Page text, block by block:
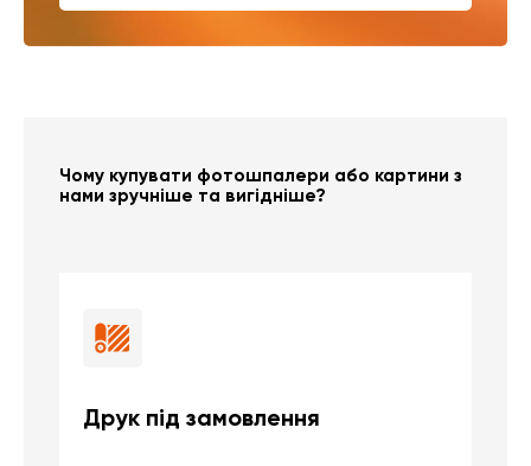
Чому купувати фотошпалери або картини з
нами зручніше та вигідніше?
Друк під замовлення